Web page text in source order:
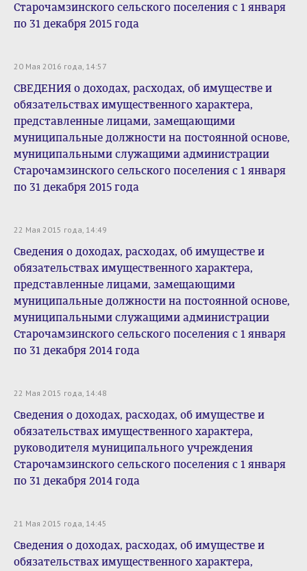
Старочамзинского сельского поселения с 1 января
по 31 декабря 2015 года
20 Мая 2016 года, 14:57
СВЕДЕНИЯ о доходах, расходах, об имуществе и
обязательствах имущественного характера,
представленные лицами, замещающими
муниципальные должности на постоянной основе,
муниципальными служащими администрации
Старочамзинского сельского поселения с 1 января
по 31 декабря 2015 года
22 Мая 2015 года, 14:49
Сведения о доходах, расходах, об имуществе и
обязательствах имущественного характера,
представленные лицами, замещающими
муниципальные должности на постоянной основе,
муниципальными служащими администрации
Старочамзинского сельского поселения с 1 января
по 31 декабря 2014 года
22 Мая 2015 года, 14:48
Сведения о доходах, расходах, об имуществе и
обязательствах имущественного характера,
руководителя муниципального учреждения
Старочамзинского сельского поселения с 1 января
по 31 декабря 2014 года
21 Мая 2015 года, 14:45
Сведения о доходах, расходах, об имуществе и
обязательствах имущественного характера,